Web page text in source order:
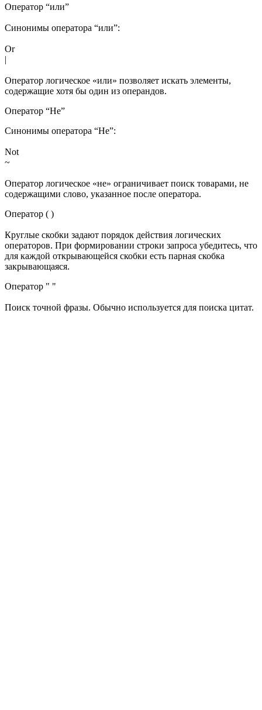
Оператор “или”
Синонимы оператора “или”:
Or
|
Оператор логическое «или» позволяет искать элементы,
содержащие хотя бы один из операндов.
Оператор “Не”
Синонимы оператора “Не”:
Not
~
Оператор логическое «не» ограничивает поиск товарами, не
содержащими слово, указанное после оператора.
Оператор ( )
Круглые скобки задают порядок действия логических
операторов. При формировании строки запроса убедитесь, что
для каждой открывающейся скобки есть парная скобка
закрывающаяся.
Оператор " "
Поиск точной фразы. Обычно используется для поиска цитат.